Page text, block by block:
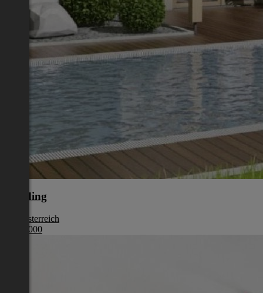
Eferding
Oberösterreich
€ 387 000